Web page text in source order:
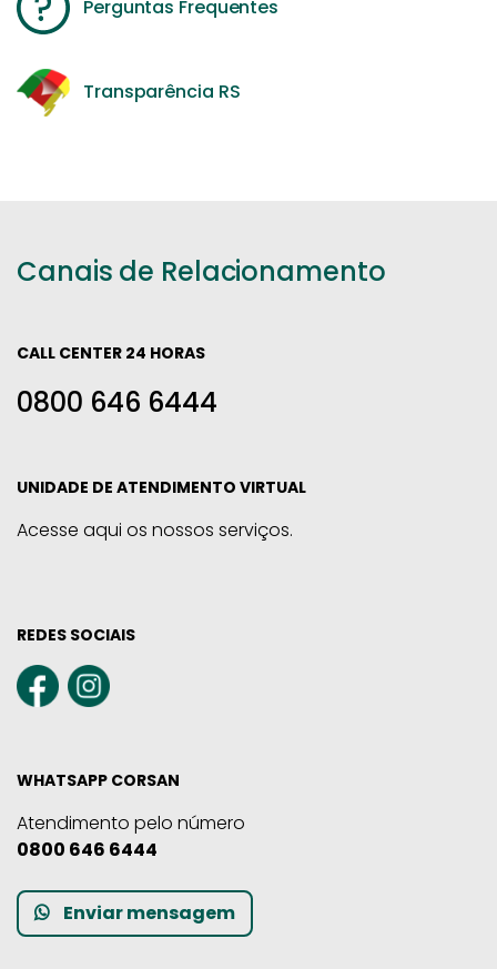
Perguntas Frequentes
Transparência RS
Canais de Relacionamento
CALL CENTER 24 HORAS
0800 646 6444
UNIDADE DE ATENDIMENTO VIRTUAL
Acesse aqui os nossos serviços.
REDES SOCIAIS
WHATSAPP CORSAN
Atendimento pelo número
0800 646 6444
Enviar mensagem